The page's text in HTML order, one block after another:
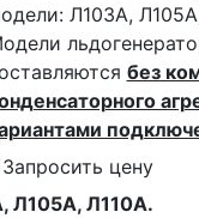
Л103А,
без
Запросить цену
Л105А, Л110А.